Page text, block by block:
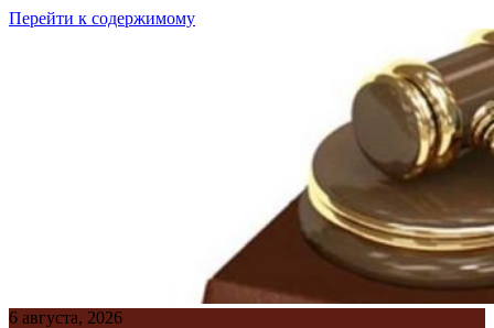
Перейти к содержимому
6 августа, 2026